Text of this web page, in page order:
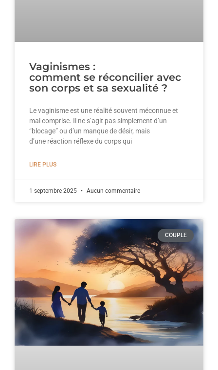
Vaginismes :
comment se réconcilier avec
son corps et sa sexualité ?
Le vaginisme est une réalité souvent méconnue et
mal comprise. Il ne s’agit pas simplement d’un
“blocage” ou d’un manque de désir, mais
d’une réaction réflexe du corps qui
LIRE PLUS
1 septembre 2025 Aucun commentaire
COUPLE